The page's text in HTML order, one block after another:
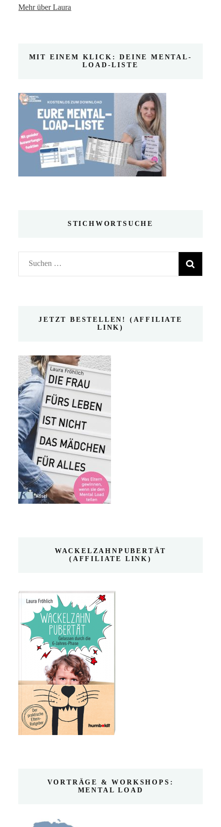
Mehr über Laura
MIT EINEM KLICK: DEINE MENTAL-
LOAD-LISTE
STICHWORTSUCHE
Suchen
nach:
JETZT BESTELLEN! (AFFILIATE
LINK)
WACKELZAHNPUBERTÄT
(AFFILIATE LINK)
VORTRÄGE & WORKSHOPS:
MENTAL LOAD